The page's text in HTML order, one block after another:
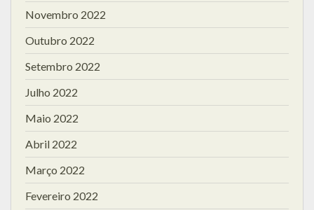
Novembro 2022
Outubro 2022
Setembro 2022
Julho 2022
Maio 2022
Abril 2022
Março 2022
Fevereiro 2022